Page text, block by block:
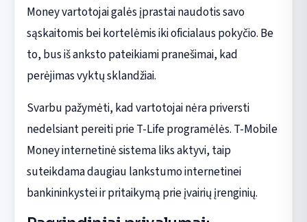
Money vartotojai galės įprastai naudotis savo
sąskaitomis bei kortelėmis iki oficialaus pokyčio. Be
to, bus iš anksto pateikiami pranešimai, kad
perėjimas vyktų sklandžiai.
Svarbu pažymėti, kad vartotojai nėra priversti
nedelsiant pereiti prie T-Life programėlės. T-Mobile
Money internetinė sistema liks aktyvi, taip
suteikdama daugiau lankstumo internetinei
bankininkystei ir pritaikymą prie įvairių įrenginių.